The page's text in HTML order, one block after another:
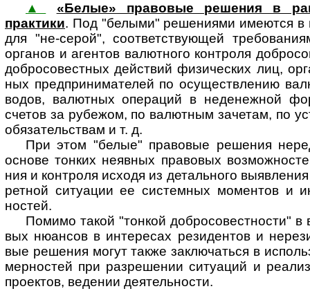
▲
«Белые» правовые решения в
практики. Под "белыми" решениями име­ют­ся в
для "не-серой", соответ­ствующей
органов и агентов валютного конт­роля
добросо­вестных дейст­вий физиче­ских лиц,
ных пред­прини­ма­телей по осущест­вле­нию
водов, валют­ных опера­ций в недене­жной
счетов за рубе­жом, по валют­ным заче­там, по
обяза­тель­ствам и т. д.
При этом "белые" правовые решения
основе тон­ких неяв­ных пра­во­вых
ния и конт­роля исходя из деталь­ного
рет­ной ситу­ации ее систем­ных момен­тов и
ностей.
Помимо такой "тонкой добро­со­вест­ности"
вых нюан­сов в инте­ресах рези­дентов и
вые реше­ния могут также заклю­чаться в
мер­ностей при раз­ре­шении ситу­аций и
прое­ктов, веде­нии деятель­ности.